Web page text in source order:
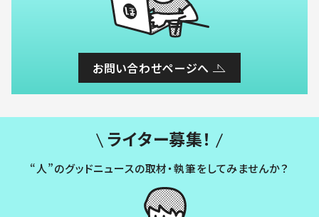
お問い合わせページへ
ライター募集！
“人”のグッドニュースの取材・執筆をしてみませんか？